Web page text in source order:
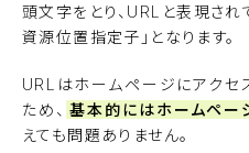
頭文字をとり、URLと表現され
資源位置指定子」となります。
URLはホームページにアクセ
ため、 基本的にはホームペー
えても問題ありません。